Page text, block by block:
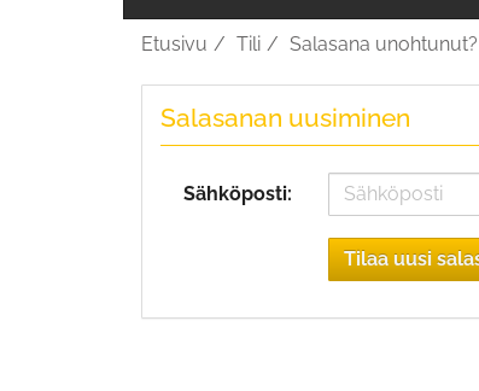
Etusivu Tili Salasana unohtunut?
Salasanan uusiminen
Sähköposti:
Tilaa uusi